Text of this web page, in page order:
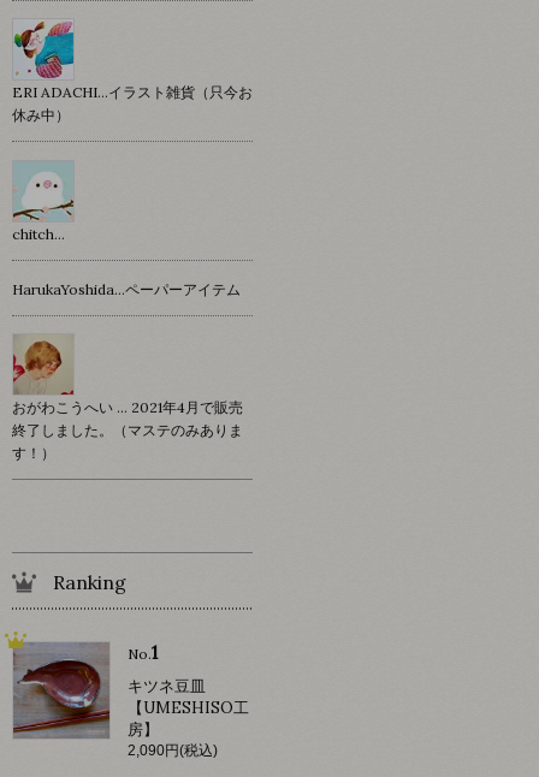
ERI ADACHI...イラスト雑貨（只今お
休み中）
chitch…
HarukaYoshida…ペーパーアイテム
おがわこうへい … 2021年4月で販売
終了しました。（マステのみありま
す！）
Ranking
No.1
キツネ豆皿
【UMESHISO工
房】
2,090円(税込)